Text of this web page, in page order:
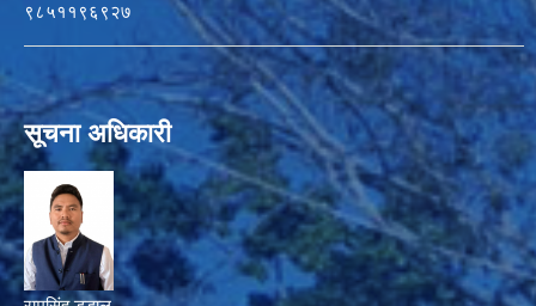
९८५११९६९२७
सूचना अधिकारी